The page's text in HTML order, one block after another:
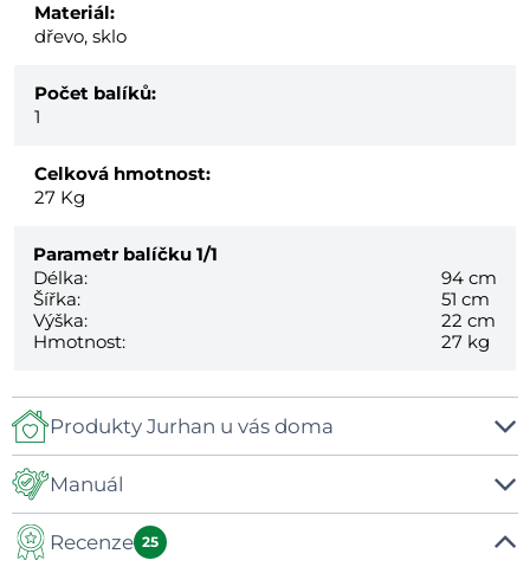
Materiál:
dřevo, sklo
Počet balíků:
1
Celková hmotnost:
27 Kg
Parametr balíčku 1/1
Délka:
94 cm
Šířka:
51 cm
Výška:
22 cm
Hmotnost:
27 kg
Produkty Jurhan u vás doma
Manuál
Manuál
Recenze 25